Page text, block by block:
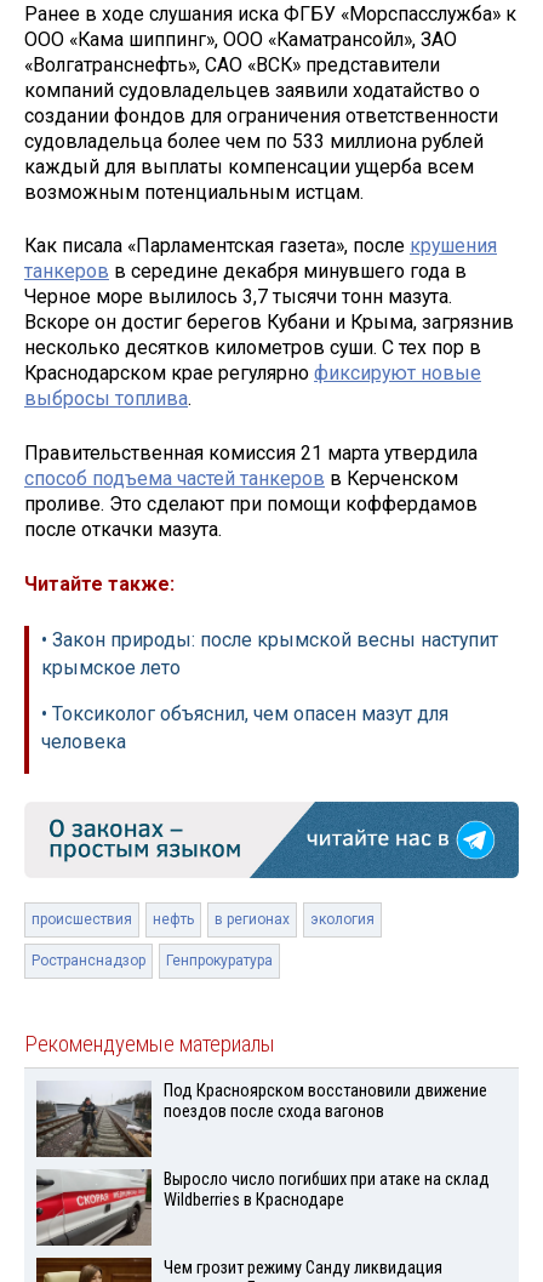
Ранее в ходе слушания иска ФГБУ «Морспасслужба» к
ООО «Кама шиппинг», ООО «Каматрансойл», ЗАО
«Волгатранснефть», САО «ВСК» представители
компаний судовладельцев заявили ходатайство о
создании фондов для ограничения ответственности
судовладельца более чем по 533 миллиона рублей
каждый для выплаты компенсации ущерба всем
возможным потенциальным истцам.
Как писала «Парламентская газета», после крушения
танкеров в середине декабря минувшего года в
Черное море вылилось 3,7 тысячи тонн мазута.
Вскоре он достиг берегов Кубани и Крыма, загрязнив
несколько десятков километров суши. С тех пор в
Краснодарском крае регулярно фиксируют новые
выбросы топлива.
Правительственная комиссия 21 марта утвердила
способ подъема частей танкеров в Керченском
проливе. Это сделают при помощи коффердамов
после откачки мазута.
Читайте также:
• Закон природы: после крымской весны наступит
крымское лето
• Токсиколог объяснил, чем опасен мазут для
человека
происшествия нефть в регионах экология
Ространснадзор Генпрокуратура
Рекомендуемые материалы
Под Красноярском восстановили движение
поездов после схода вагонов
Выросло число погибших при атаке на склад
Wildberries в Краснодаре
Чем грозит режиму Санду ликвидация